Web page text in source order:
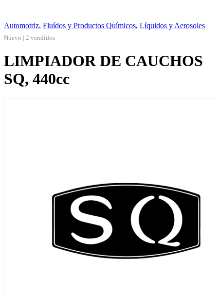
Automotriz, Fluídos y Productos Químicos, Líquidos y Aerosoles
Nuevo | 2 vendidos
LIMPIADOR DE CAUCHOS
SQ, 440cc